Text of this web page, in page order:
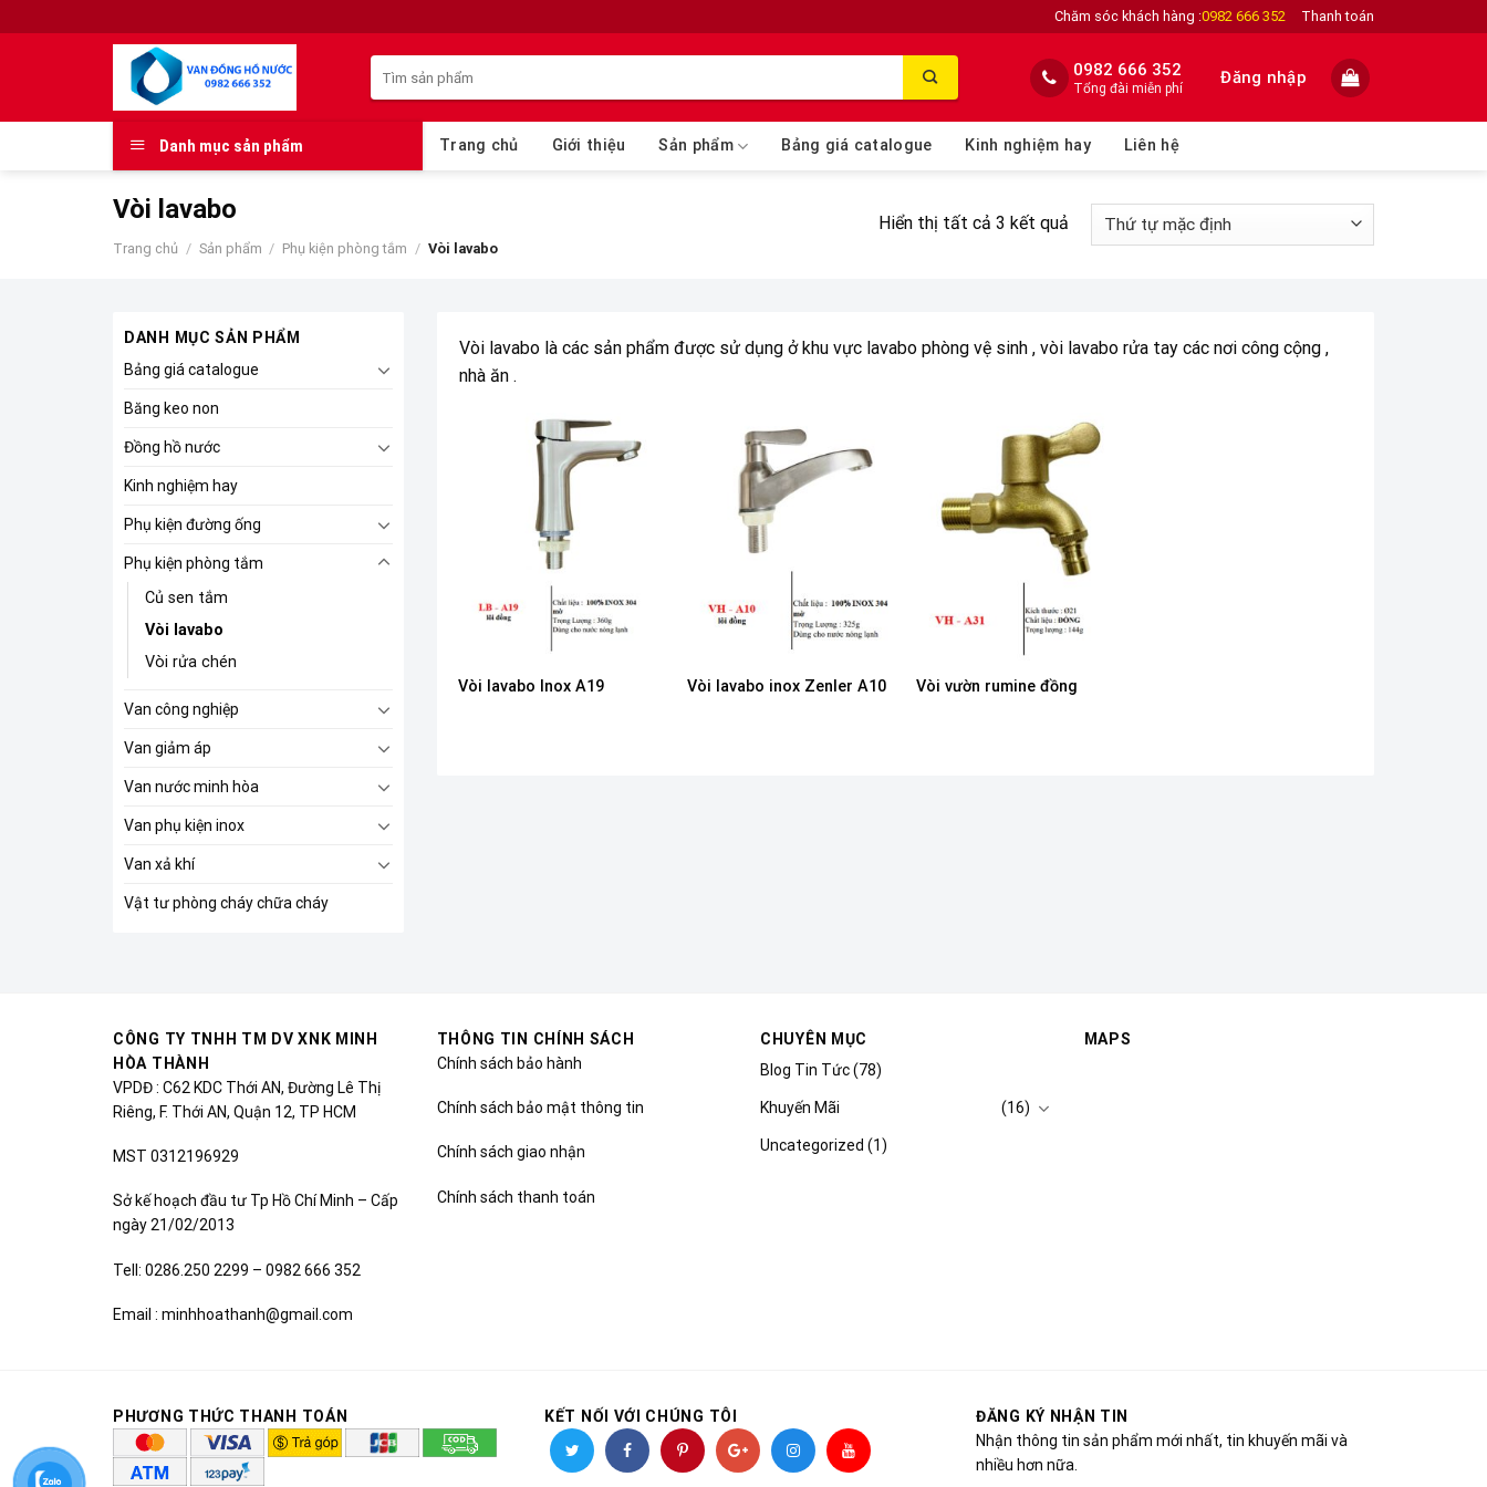
to
Chăm sóc khách hàng :0982 666 352 Thanh toán
kiếm:
0982 666 352
Tổng đài miễn phí
Đăng nhập
Danh mục sản phẩm Trang chủ Giới thiệu Sản phẩm Bảng giá catalogue Kinh nghiệm hay Liên hệ
Vòi lavabo
Trang chủ / Sản phẩm / Phụ kiện phòng tắm / Vòi lavabo
Hiển thị tất cả 3 kết quả
DANH MỤC SẢN PHẨM
Bảng giá catalogue
Băng keo non
Đồng hồ nước
Kinh nghiệm hay
Phụ kiện đường ống
Phụ kiện phòng tắm
Củ sen tắm
Vòi lavabo
Vòi rửa chén
Van công nghiệp
Van giảm áp
Van nước minh hòa
Van phụ kiện inox
Van xả khí
Vật tư phòng cháy chữa cháy
Vòi lavabo là các sản phẩm được sử dụng ở khu vực lavabo phòng vệ sinh , vòi lavabo rửa tay các nơi công cộng ,
nhà ăn .
Vòi lavabo Inox A19 Vòi lavabo inox Zenler A10 Vòi vườn rumine đồng
CÔNG TY TNHH TM DV XNK MINH
HÒA THÀNH
VPDĐ : C62 KDC Thới AN, Đường Lê Thị
Riêng, F. Thới AN, Quận 12, TP HCM
MST 0312196929
Sở kế hoạch đầu tư Tp Hồ Chí Minh – Cấp
ngày 21/02/2013
Tell: 0286.250 2299 – 0982 666 352
Email : minhhoathanh@gmail.com
THÔNG TIN CHÍNH SÁCH
Chính sách bảo hành
Chính sách bảo mật thông tin
Chính sách giao nhận
Chính sách thanh toán
CHUYÊN MỤC
Blog Tin Tức(78)
Khuyến Mãi (16)
Uncategorized (1)
MAPS
PHƯƠNG THỨC THANH TOÁN KẾT NỐI VỚI CHÚNG TÔI
ĐĂNG KÝ NHẬN TIN
Nhận thông tin sản phẩm mới nhất, tin khuyến mãi và
nhiều hơn nữa.